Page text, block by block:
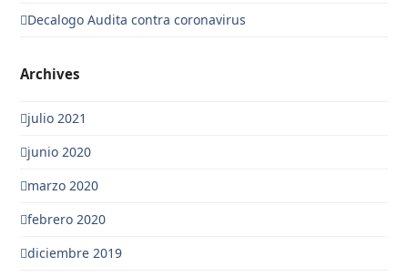
Decalogo Audita contra coronavirus
Archives
julio 2021
junio 2020
marzo 2020
febrero 2020
diciembre 2019